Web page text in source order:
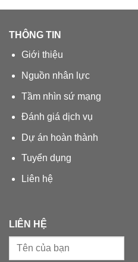
THÔNG TIN
Giới thiệu
Nguồn nhân lực
Tầm nhìn sứ mạng
Đánh giá dịch vụ
Dự án hoàn thành
Tuyển dụng
Liên hệ
LIÊN HỆ